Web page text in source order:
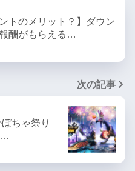
トのメリット？】ダウン
酬がもらえる…
次の記事
ちゃ祭り
…